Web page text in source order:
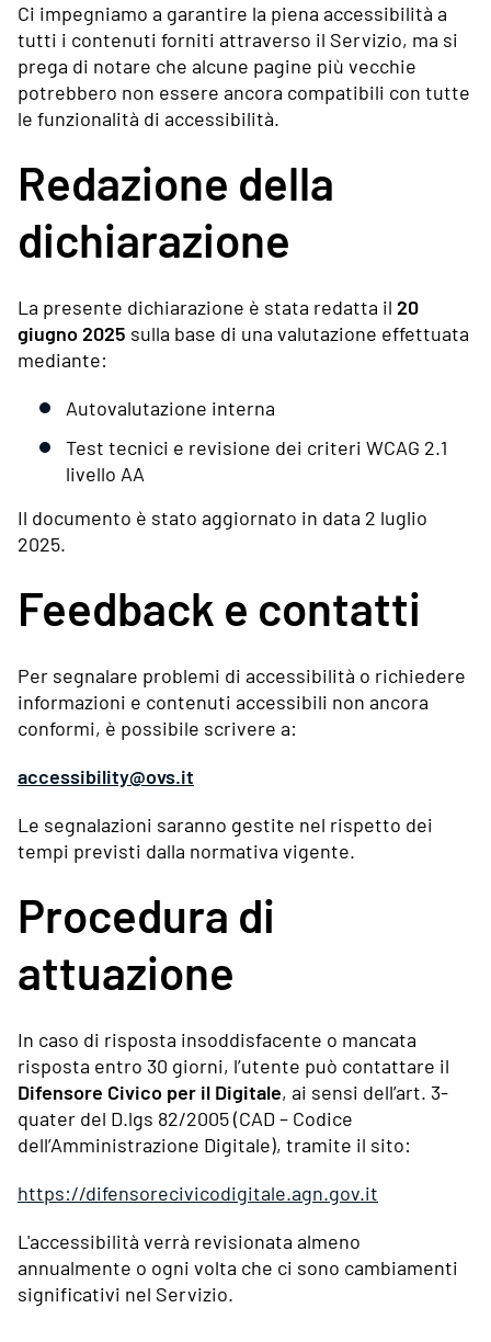
Ci impegniamo a garantire la piena accessibilità a
tutti i contenuti forniti attraverso il Servizio, ma si
prega di notare che alcune pagine più vecchie
potrebbero non essere ancora compatibili con tutte
le funzionalità di accessibilità.
Redazione della
dichiarazione
La presente dichiarazione è stata redatta il 20
giugno 2025 sulla base di una valutazione effettuata
mediante:
Autovalutazione interna
Test tecnici e revisione dei criteri WCAG 2.1
livello AA
Il documento è stato aggiornato in data 2 luglio
2025.
Feedback e contatti
Per segnalare problemi di accessibilità o richiedere
informazioni e contenuti accessibili non ancora
conformi, è possibile scrivere a:
accessibility@ovs.it
Le segnalazioni saranno gestite nel rispetto dei
tempi previsti dalla normativa vigente.
Procedura di
attuazione
In caso di risposta insoddisfacente o mancata
risposta entro 30 giorni, l’utente può contattare il
Difensore Civico per il Digitale, ai sensi dell’art. 3-
quater del D.lgs 82/2005 (CAD – Codice
dell’Amministrazione Digitale), tramite il sito:
https://difensorecivicodigitale.agn.gov.it
L'accessibilità verrà revisionata almeno
annualmente o ogni volta che ci sono cambiamenti
significativi nel Servizio.